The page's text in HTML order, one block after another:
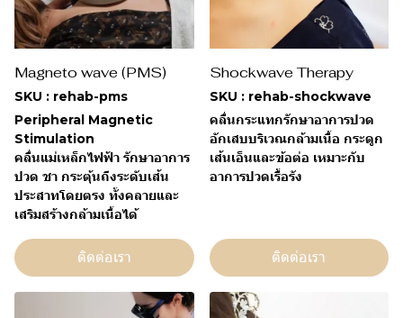
Magneto wave (PMS)
SKU : rehab-pms
Peripheral Magnetic
Stimulation
คลื่นแม่เหล็กไฟฟ้า รักษาอาการ
ปวด ชา กระตุ้นถึงระดับเส้น
ประสาทโดยตรง ทั้งคลายและ
เสริมสร้างกล้ามเนื้อได้
ติดต่อเรา
Shockwave Therapy
SKU : rehab-shockwave
คลื่นกระแทกรักษาอาการปวด
อักเสบบริเวณกล้ามเนื้อ กระดูก
เส้นเอ็นและข้อต่อ เหมาะกับ
อาการปวดเรื้อรัง
ติดต่อเรา